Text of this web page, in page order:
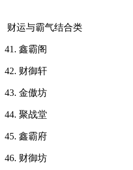
财运与霸气结合类
41. 鑫霸阁
42. 财御轩
43. 金傲坊
44. 聚战堂
45. 鑫霸府
46. 财御坊